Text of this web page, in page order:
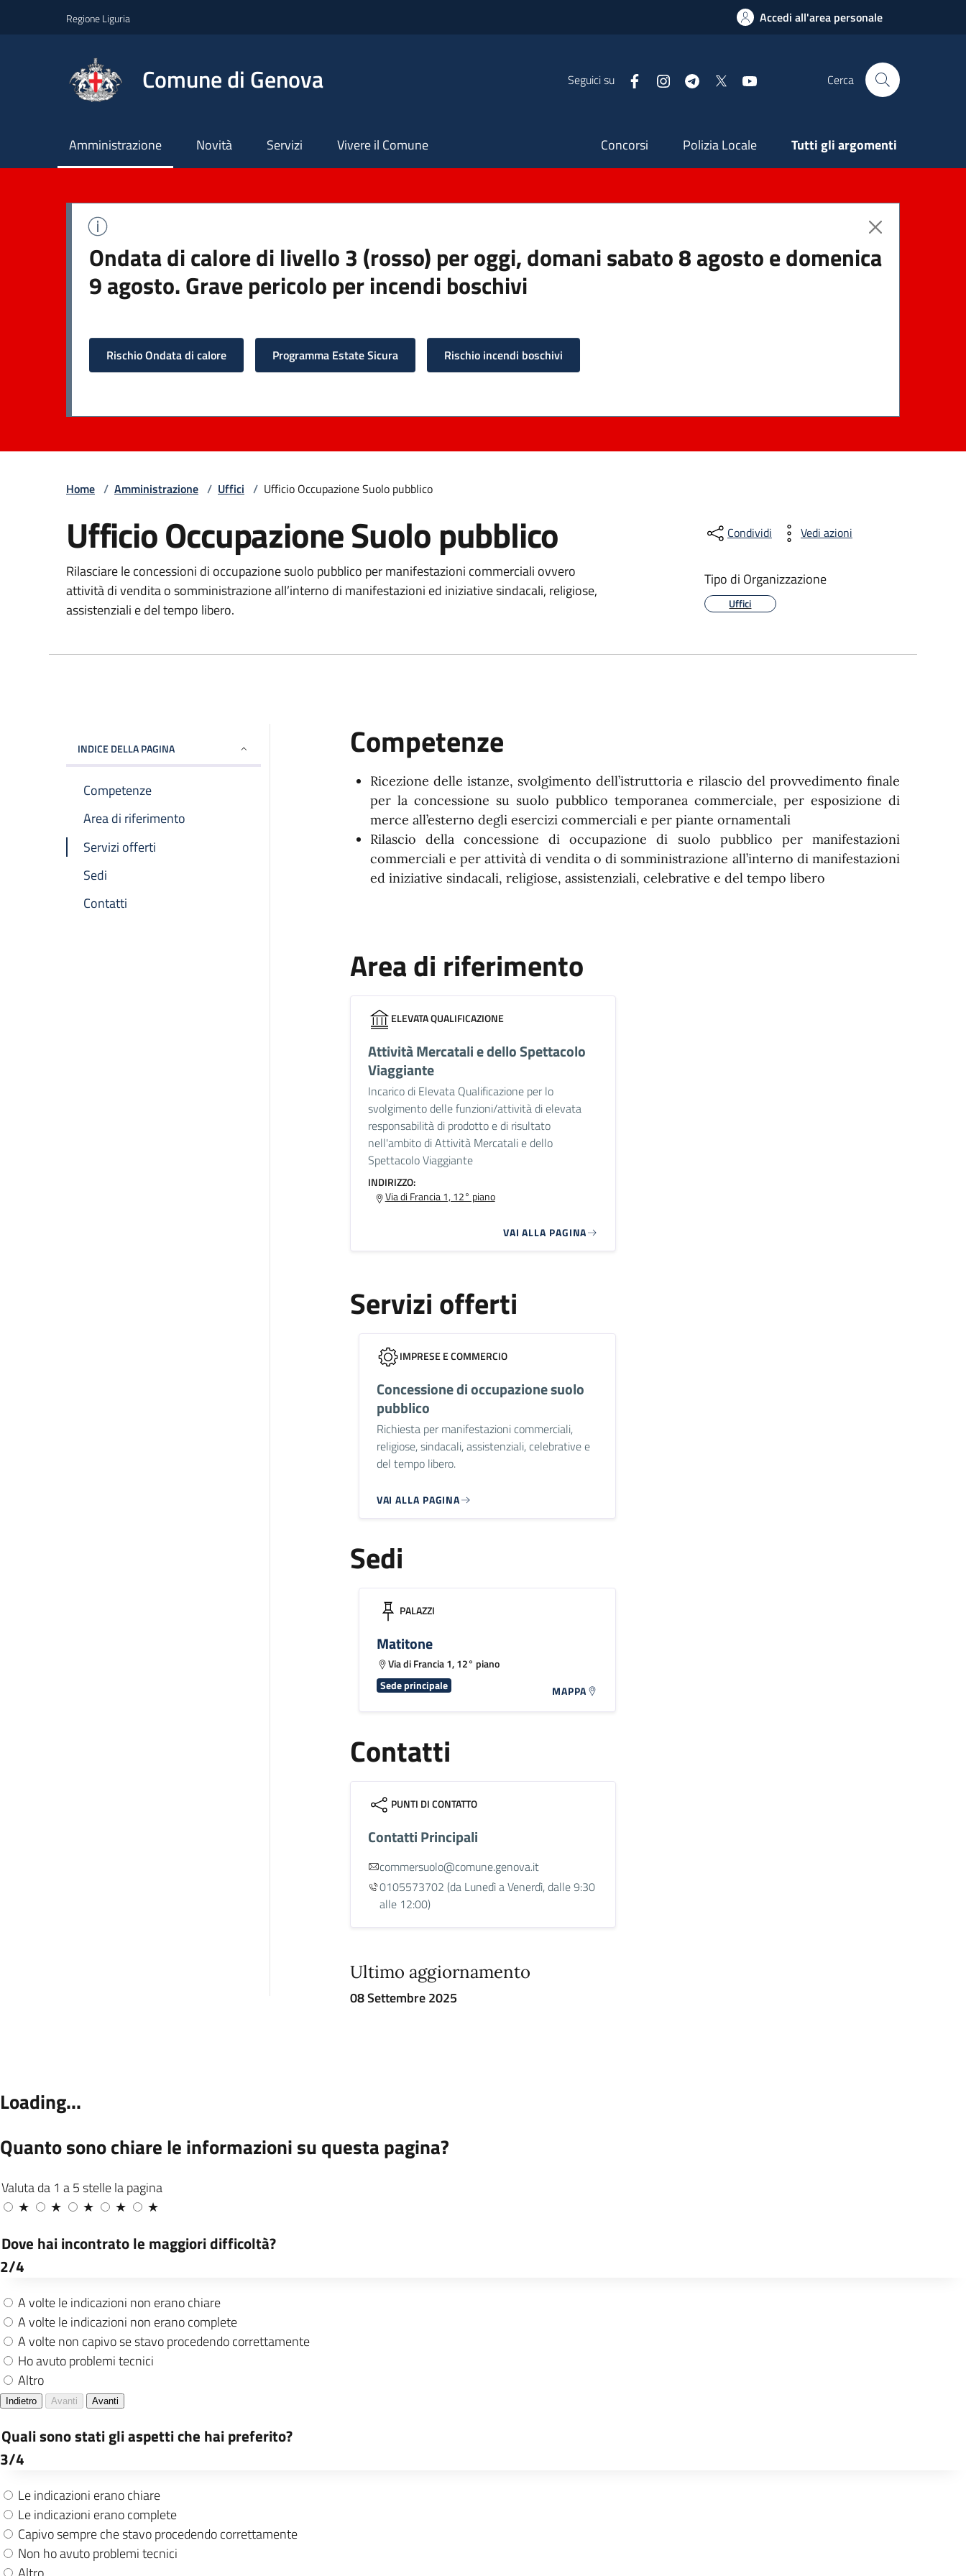
Regione Liguria Accedi all'area personale
Comune di Genova Seguici su FacebookInstagramTelegram Cerca
Principale
Amministrazione Novità Servizi Vivere il Comune Secondaria
Concorsi Polizia Locale Tutti gli argomenti
Ondata di calore di livello 3 (rosso) per oggi, domani sabato 8 agosto e domenica
9 agosto. Grave pericolo per incendi boschivi
Rischio Ondata di calore Programma Estate Sicura Rischio incendi boschivi
Home / Amministrazione / Uffici / Ufficio Occupazione Suolo pubblico
Ufficio Occupazione Suolo pubblico
Rilasciare le concessioni di occupazione suolo pubblico per manifestazioni commerciali ovvero
attività di vendita o somministrazione all’interno di manifestazioni ed iniziative sindacali, religiose,
assistenziali e del tempo libero.
Condividi Vedi azioni
Tipo di Organizzazione
Uffici
INDICE DELLA PAGINA
Competenze
Area di riferimento
Servizi offerti
Sedi
Contatti
Competenze
Ricezione delle istanze, svolgimento dell’istruttoria e rilascio del provvedimento finale
per la concessione su suolo pubblico temporanea commerciale, per esposizione di
merce all’esterno degli esercizi commerciali e per piante ornamentali
Rilascio della concessione di occupazione di suolo pubblico per manifestazioni
commerciali e per attività di vendita o di somministrazione all’interno di manifestazioni
ed iniziative sindacali, religiose, assistenziali, celebrative e del tempo libero
Area di riferimento
ELEVATA QUALIFICAZIONE
Attività Mercatali e dello Spettacolo
Viaggiante
Incarico di Elevata Qualificazione per lo
svolgimento delle funzioni/attività di elevata
responsabilità di prodotto e di risultato
nell'ambito di Attività Mercatali e dello
Spettacolo Viaggiante
INDIRIZZO:
Via di Francia 1, 12° piano
VAI ALLA PAGINA
Servizi offerti
IMPRESE E COMMERCIO
Concessione di occupazione suolo
pubblico
Richiesta per manifestazioni commerciali,
religiose, sindacali, assistenziali, celebrative e
del tempo libero.
VAI ALLA PAGINA
Sedi
PALAZZI
Matitone
Via di Francia 1, 12° piano
Sede principale MAPPA
Contatti
PUNTI DI CONTATTO
Contatti Principali
commersuolo@comune.genova.it
0105573702 (da Lunedì a Venerdì, dalle 9:30
alle 12:00)
Ultimo aggiornamento
08 Settembre 2025